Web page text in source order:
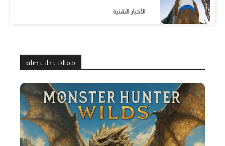
الأخبار التقنية
مقالات ذات صلة